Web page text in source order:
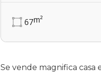
67m²
Se vende magnifica casa